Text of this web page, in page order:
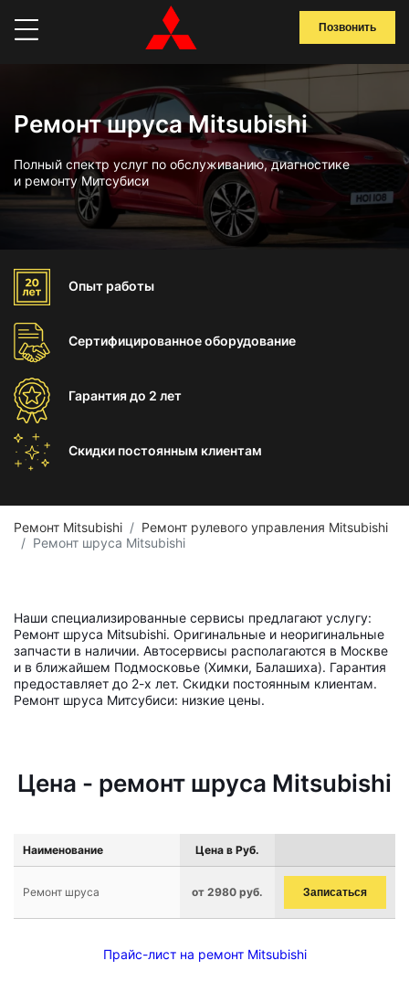
Позвонить
Ремонт шруса Mitsubishi
Полный спектр услуг по обслуживанию, диагностике
и ремонту Митсубиси
Опыт работы
Сертифицированноеоборудование
Гарантиядо 2 лет
Скидки постоянным клиентам
Ремонт Mitsubishi
Ремонт рулевого управления Mitsubishi
Ремонт шруса Mitsubishi
Наши специализированные сервисы предлагают услугу:
Ремонт шруса Mitsubishi. Оригинальные и неоригинальные
запчасти в наличии. Автосервисы располагаются в Москве
и в ближайшем Подмосковье (Химки, Балашиха). Гарантия
предоставляет до 2-х лет. Скидки постоянным клиентам.
Ремонт шруса Митсубиси: низкие цены.
Цена - ремонт шруса Mitsubishi
Наименование Цена в Руб.
Ремонт шруса от 2980 руб. Записаться
Прайс-лист на ремонт Mitsubishi